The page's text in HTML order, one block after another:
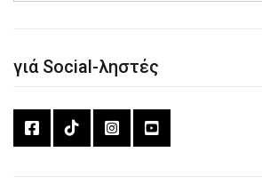
γιά Social-ληστές